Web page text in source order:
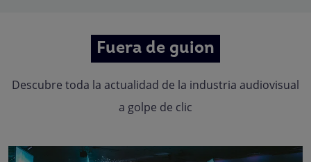
Fuera de guion
Descubre toda la actualidad de la industria audiovisual
a golpe de clic